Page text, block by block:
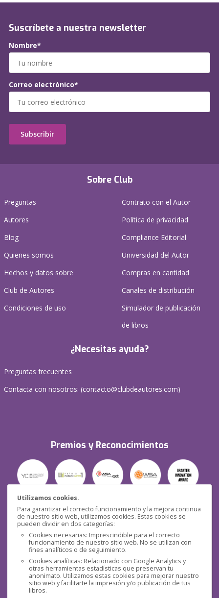
Utilizamos cookies.
Para garantizar el correcto funcionamiento y la mejora continua
de nuestro sitio web, utilizamos cookies. Estas cookies se
pueden dividir en dos categorías:
Cookies necesarias: Imprescindible para el correcto
funcionamiento de nuestro sitio web. No se utilizan con
fines analíticos o de seguimiento.
Cookies analíticas: Relacionado con Google Analytics y
otras herramientas estadísticas que preservan tu
anonimato. Utilizamos estas cookies para mejorar nuestro
sitio web y facilitarte la impresión y/o publicación de tus
libros.
Sobre Club
Preguntas
Autores
Blog
Quienes somos
Hechos y datos sobre
Club de Autores
Condiciones de uso
Contrato con el Autor
Política de privacidad
Compliance Editorial
Universidad del Autor
Compras en cantidad
Canales de distribución
Simulador de publicación
de libros
¿Necesitas ayuda?
Preguntas frecuentes
Contacta con nosotros: (contacto@clubdeautores.com)
Premios y Reconocimientos
Seguridad
Redes sociales
Suscríbete a nuestra newsletter
Nombre*
Correo electrónico*
Subscribir